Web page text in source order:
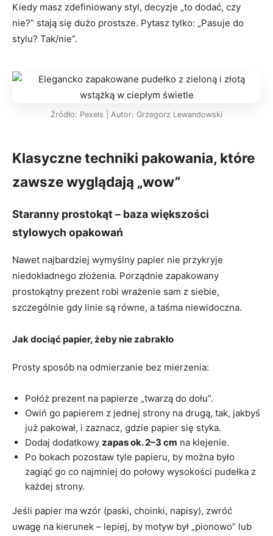
Kiedy masz zdefiniowany styl, decyzje „to dodać, czy
nie?” stają się dużo prostsze. Pytasz tylko: „Pasuje do
stylu? Tak/nie”.
Źródło: Pexels | Autor: Grzegorz Lewandowski
Klasyczne techniki pakowania, które
zawsze wyglądają „wow”
Staranny prostokąt – baza większości
stylowych opakowań
Nawet najbardziej wymyślny papier nie przykryje
niedokładnego złożenia. Porządnie zapakowany
prostokątny prezent robi wrażenie sam z siebie,
szczególnie gdy linie są równe, a taśma niewidoczna.
Jak dociąć papier, żeby nie zabrakło
Prosty sposób na odmierzanie bez mierzenia:
Połóż prezent na papierze „twarzą do dołu”.
Owiń go papierem z jednej strony na drugą, tak, jakbyś
już pakował, i zaznacz, gdzie papier się styka.
Dodaj dodatkowy zapas ok. 2–3 cm na klejenie.
Po bokach pozostaw tyle papieru, by można było
zagiąć go co najmniej do połowy wysokości pudełka z
każdej strony.
Jeśli papier ma wzór (paski, choinki, napisy), zwróć
uwagę na kierunek – lepiej, by motyw był „pionowo” lub